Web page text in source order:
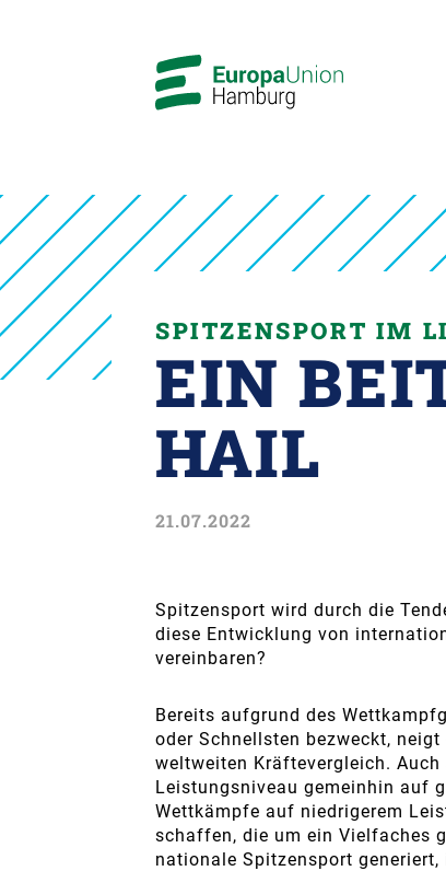
SPITZENSPORT IM
EIN
HAIL
21.07.2022
Spitzensport wird durch die
diese Entwicklung von
vereinbaren?
Bereits aufgrund des
oder Schnellsten bezweckt,
weltweiten Kräftevergleich.
Leistungsniveau gemeinhin auf
Wettkämpfe auf niedrigerem
schaffen, die um ein Vielfaches
nationale Spitzensport